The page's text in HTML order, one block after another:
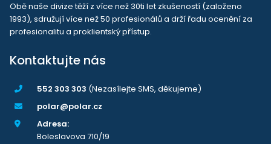
Obě naše divize těží z více než 30ti let zkušeností (založeno
1993), sdružují více než 50 profesionálů a drží řadu ocenění za
profesionalitu a proklientský přístup.
Kontaktujte nás
552 303 303 (Nezasílejte SMS, děkujeme)
polar@polar.cz
Adresa:
Boleslavova 710/19